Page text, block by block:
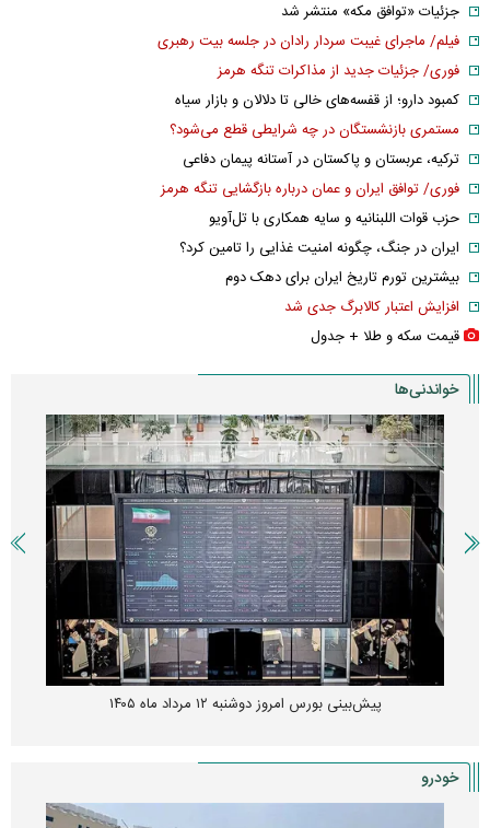
جزئیات «توافق مکه» منتشر شد
فیلم/ ماجرای غیبت سردار رادان در جلسه بیت رهبری
فوری/ جزئیات جدید از مذاکرات تنگه هرمز
کمبود دارو؛ از قفسه‌های خالی تا دلالان و بازار سیاه
مستمری بازنشستگان در چه شرایطی قطع می‌شود؟
ترکیه، عربستان و پاکستان در آستانه پیمان دفاعی
فوری/ توافق ایران و عمان درباره بازگشایی تنگه هرمز
حزب قوات اللبنانیه و سایه همکاری با تل‌آویو
ایران در جنگ، چگونه امنیت غذایی را تامین کرد؟
بیشترین تورم تاریخ ایران برای دهک دوم
افزایش اعتبار کالابرگ جدی شد
قیمت سکه و طلا + جدول
خواندنی‌ها
پیش‌بینی بورس امروز دوشنبه ۱۲ مرداد ماه ۱۴۰۵
خودرو